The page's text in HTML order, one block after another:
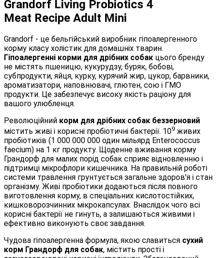
Grandorf Living Probiotics 4
Meat Recipe Adult Mini
Grandorf - це бельгійський виробник гіпоалергенного
корму класу холістик для домашніх тварин.
Гіпоалергенні корми для дрібних собак цього бренду
не містять пшеницю, кукурудзу, буряк, бобові,
субпродукти, яйця, курку, курячий жир, цукор, барвники,
ароматизатори, наповнювачі, глютен, сою і ГМО
продукти. Це забезпечує високу якість раціону для
вашого улюбленця.
Революційний корм для дрібних собак беззерновий
містить живі і корисні пробіотичні бактерії. 109 живих
пробіотиків (1 000 000 000 один мільярд Enterococcus
faecium) на 1 кг продукту. Щоденне вживання корму
Грандорф для малих порід собак сприяє відновленню і
підтримці мікрофлори кишечника. На правильній роботі
системи травлення грунтується загальне здоров'я і стан
організму. Живі пробіотики додаються після повного
виготовлення корму, в спеціальних кислотостійких,
кишковорозчинних мікрокапсулах. Внаслідок чого всі
корисні бактерії не гинуть, а залишаються живими і
ефективно виконують своє завдання.
Чудова гіпоалергенна формула, якою славиться сухий
корм Грандорф для собак, містить прості і